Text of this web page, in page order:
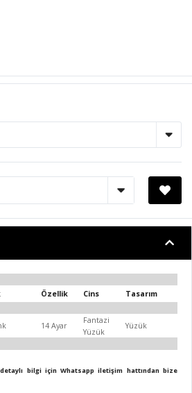
Özellik Cins Tasarım
14 Ayar
Fantazi
Yüzük
Yüzük
bilgi için Whatsapp iletişim hattından bize